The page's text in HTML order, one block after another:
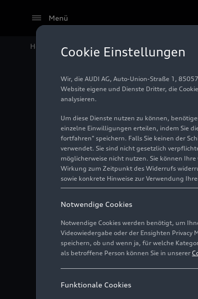
Menü
Home Audi Media Center Fotos
Audi
Foto 07.05.2025
Cookie Einstellungen
Wir, die AUDI AG, Auto-Union-Straße 1,
Website eigene und Dienste Dritter, die
analysieren.
Um diese Dienste nutzen zu können,
einzelne Einwilligungen erteilen, indem Sie
fortfahren" speichern. Falls Sie keinen der
verwendet. Sie sind nicht gesetzlich
möglicherweise nicht nutzen. Sie können
Wirkung zum Zeitpunkt des Widerrufs
sowie konkrete Hinweise zur Verwendung
Notwendige Cookies
Notwendige Cookies werden benötigt, um
Videowiedergabe oder der Ensighten
speichern, ob und wenn ja, für welche
als betroffene Person können Sie in unserer
Funktionale Cookies